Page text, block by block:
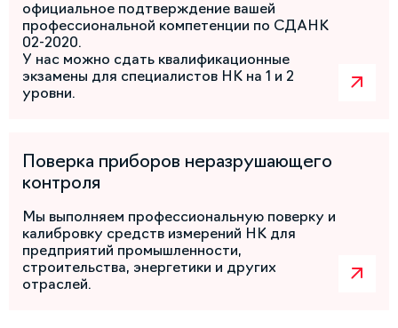
официальное подтверждение вашей
профессиональной компетенции по СДАНК
02-2020.
У нас можно сдать квалификационные
экзамены для специалистов НК на 1 и 2
уровни.
Поверка приборов неразрушающего
контроля
Мы выполняем профессиональную поверку и
калибровку средств измерений НК для
предприятий промышленности,
строительства, энергетики и других
отраслей.